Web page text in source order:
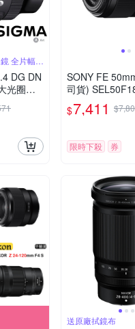
全片幅微
DG DN
光圈人
頭
SONY FE
司貨)
$7,411
限時下殺 券
送原廠拭鏡布